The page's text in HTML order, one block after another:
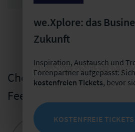
Chefredaktion - Ich freue
Feedback!
Anna-Lena
we.Xplore: das
Zukunft
Inspiration, Austausch und
Forenpartner aufgepasst:
kostenfreien Tickets, bevor
KOSTENFREIE